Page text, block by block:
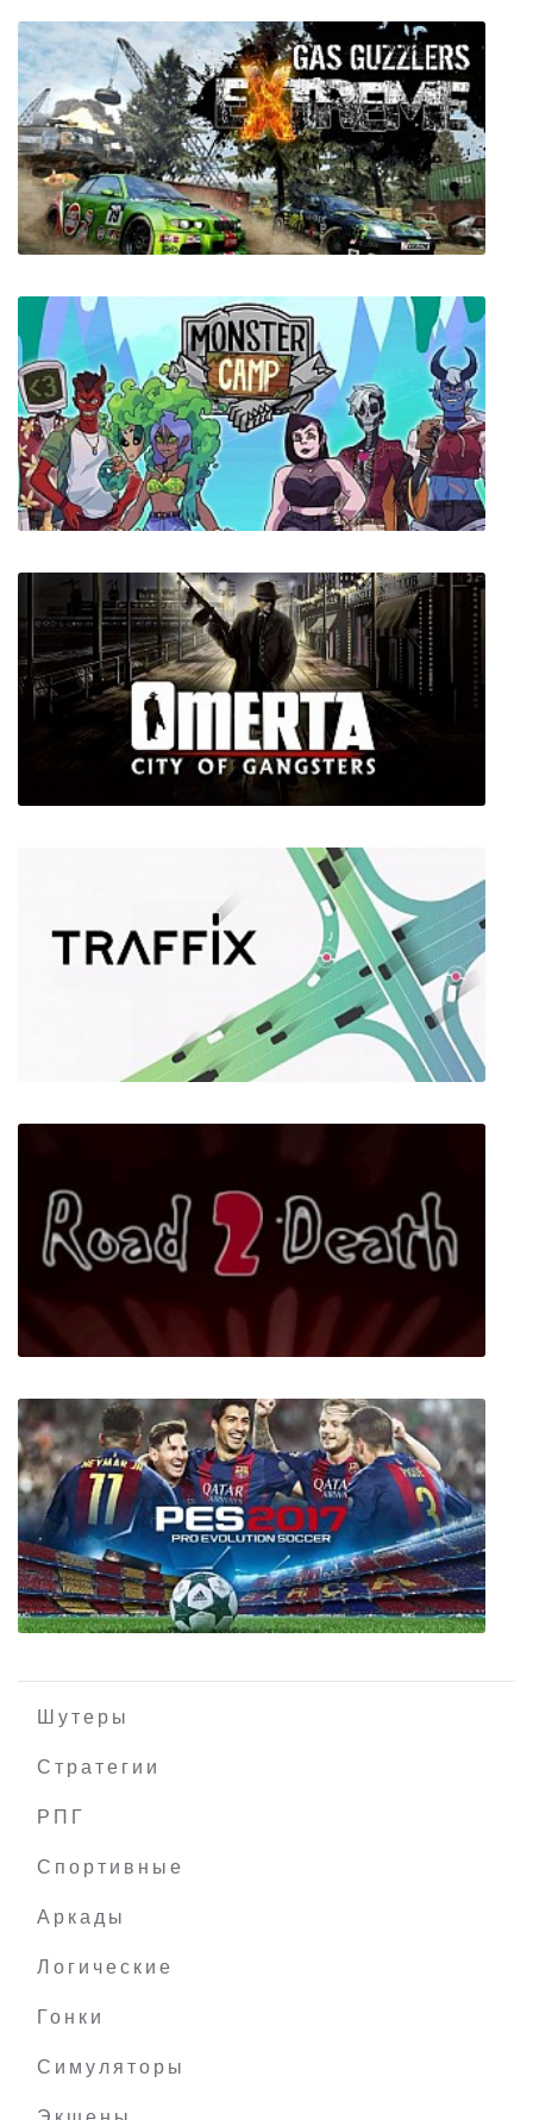
Jin Conception
Gas Guzzlers Extreme
Monster Prom 2: Monster Camp
Omerta: City of Gangsters
Traffix
Road To Death
Шутеры
Стратегии
РПГ
Спортивные
Аркады
Логические
Гонки
Симуляторы